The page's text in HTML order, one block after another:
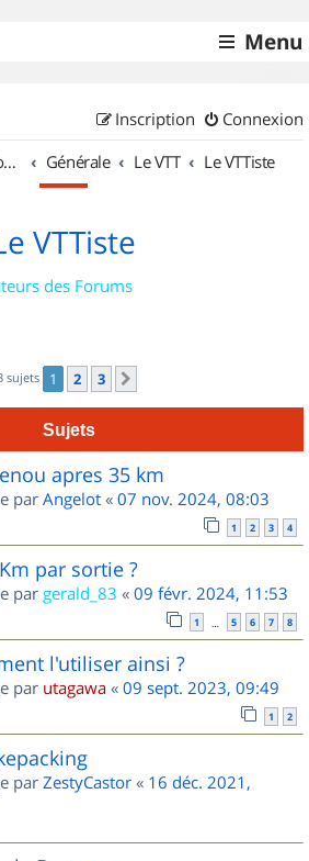
Menu
Connexion
Inscription
Accueil forum Générale Le VTT Le VTTiste
VTTiste
des Forums
sujets 1 2 3
Sujets
apres 35 km
par Angelot « 07 nov. 2024, 08:03
1 2 3 4
par sortie ?
par gerald_83 « 09 févr. 2024, 11:53
1 … 5 6 7 8
l'utiliser ainsi ?
par utagawa « 09 sept. 2023, 09:49
1 2
par ZestyCastor « 16 déc. 2021,